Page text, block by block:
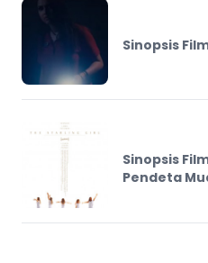
Sinopsis
Sinopsis
Pendeta